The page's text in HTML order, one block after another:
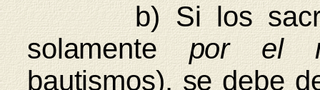
b) Si los
solamentepor el
bautismos), se debe